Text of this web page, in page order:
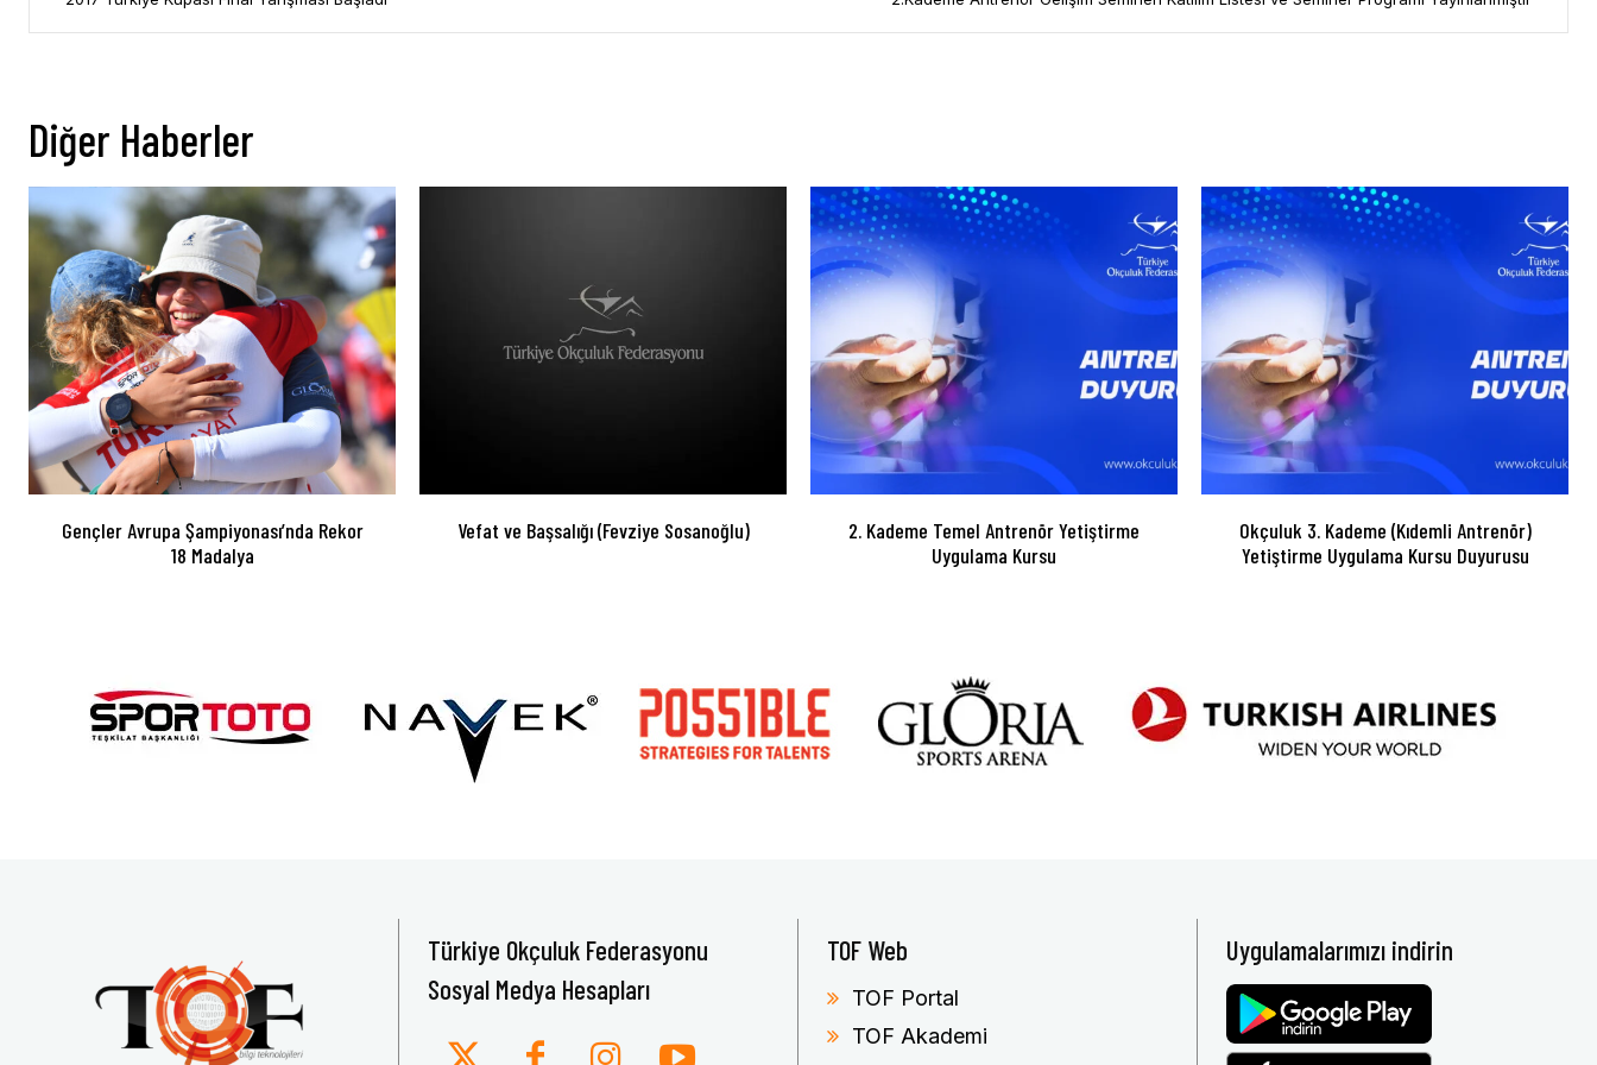
Diğer Haberler
Gençler Avrupa Şampiyonası’nda Rekor
18 Madalya
Vefat ve Başsalığı (Fevziye Sosanoğlu)
2. Kademe Temel Antrenör Yetiştirme
Uygulama Kursu
Okçuluk 3. Kademe (Kıdemli Antrenör)
Yetiştirme Uygulama Kursu Duyurusu
Türkiye Okçuluk Federasyonu
Sosyal Medya Hesapları
TOF Web
TOF Portal
TOF Akademi
Uygulamalarımızı indirin